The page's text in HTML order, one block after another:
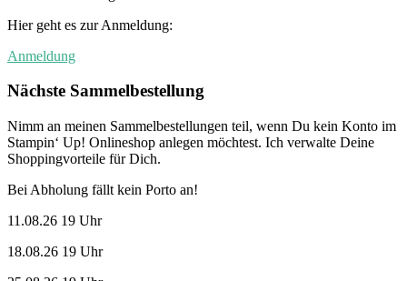
Hier geht es zur Anmeldung:
Anmeldung
Nächste Sammelbestellung
Nimm an meinen Sammelbestellungen teil, wenn Du kein Konto im
Stampin‘ Up! Onlineshop anlegen möchtest. Ich verwalte Deine
Shoppingvorteile für Dich.
Bei Abholung fällt kein Porto an!
11.08.26 19 Uhr
18.08.26 19 Uhr